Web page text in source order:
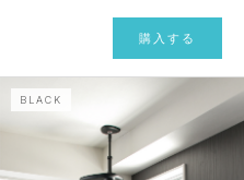
購入する
BLACK